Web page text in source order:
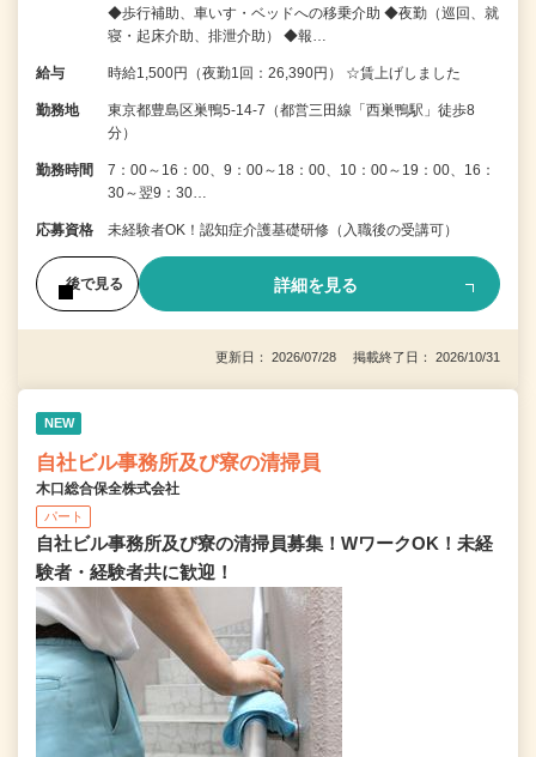
◆歩行補助、車いす・ベッドへの移乗介助 ◆夜勤（巡回、就
寝・起床介助、排泄介助） ◆報…
給与 時給1,500円（夜勤1回：26,390円） ☆賃上げしました
勤務地
東京都豊島区巣鴨5-14-7（都営三田線「西巣鴨駅」徒歩8
分）
勤務時間
7：00～16：00、9：00～18：00、10：00～19：00、16：
30～翌9：30…
応募資格 未経験者OK！認知症介護基礎研修（入職後の受講可）
後で見る 詳細を見る
更新日： 2026/07/28 掲載終了日： 2026/10/31
NEW
自社ビル事務所及び寮の清掃員
木口総合保全株式会社
パート
自社ビル事務所及び寮の清掃員募集！WワークOK！未経
験者・経験者共に歓迎！